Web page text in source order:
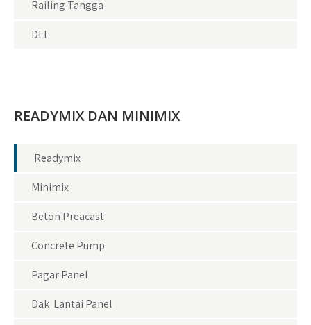
Railing Tangga
DLL
READYMIX DAN MINIMIX
Readymix
Minimix
Beton Preacast
Concrete Pump
Pagar Panel
Dak Lantai Panel